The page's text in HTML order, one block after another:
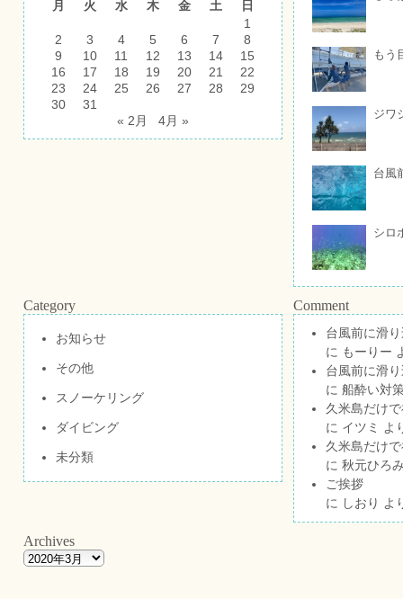
月 火 水 木 金 土
日
1
2
3 4 5 6 7
8
9
10 11 12 13 14
15
16
17 18 19 20 21
22
23
24 25 26 27 28
29
30
31
« 2月
4月 »
もう
ジワ
台風
シロ
Category
お知らせ
その他
スノーケリング
ダイビング
未分類
Comment
台風前に滑
に もーりー
台風前に滑
に 船酔い対
久米島だけ
に イツミ
よ
久米島だけ
に 秋元ひろ
ご挨拶
に しおり よ
Archives